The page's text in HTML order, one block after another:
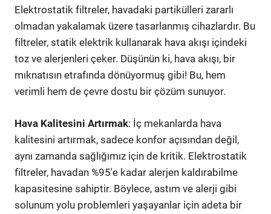
Elektrostatik filtreler, havadaki partikülleri zararlı
olmadan yakalamak üzere tasarlanmış cihazlardır. Bu
filtreler, statik elektrik kullanarak hava akışı içindeki
toz ve alerjenleri çeker. Düşünün ki, hava akışı, bir
mıknatısın etrafında dönüyormuş gibi! Bu, hem
verimli hem de çevre dostu bir çözüm sunuyor.
Hava Kalitesini Artırmak: İç mekanlarda hava
kalitesini artırmak, sadece konfor açısından değil,
aynı zamanda sağlığımız için de kritik. Elektrostatik
filtreler, havadan %95'e kadar alerjen kaldırabilme
kapasitesine sahiptir. Böylece, astım ve alerji gibi
solunum yolu problemleri yaşayanlar için adeta bir